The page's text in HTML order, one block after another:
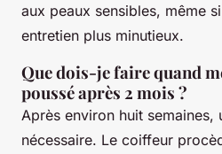
aux peaux sensibles, même
entretien plus minutieux.
Que dois-je faire quand
poussé après 2 mois ?
Après environ huit semaines,
nécessaire. Le coiffeur